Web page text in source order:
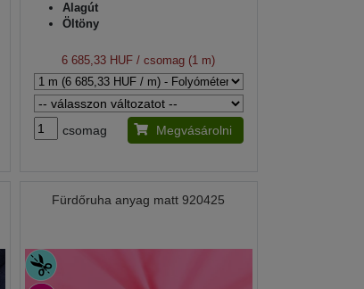
Alagút
Öltöny
6 685,33 HUF / csomag (1 m)
csomag Megvásárolni
Fürdőruha anyag matt 920425